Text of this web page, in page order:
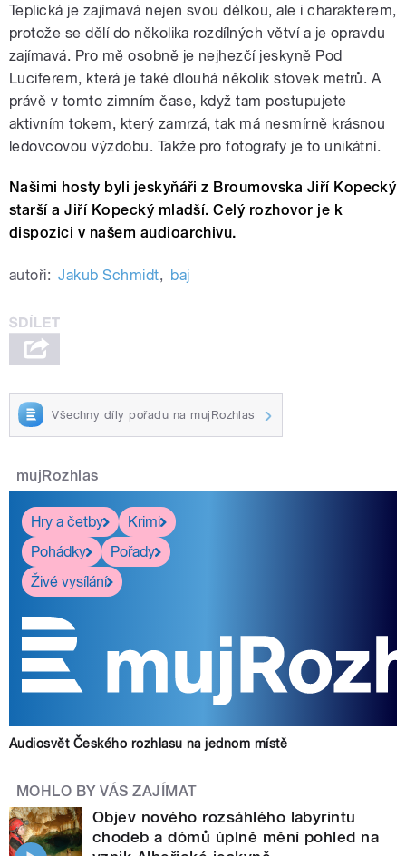
Teplická je zajímavá nejen svou délkou, ale i charakterem,
protože se dělí do několika rozdílných větví a je opravdu
zajímavá. Pro mě osobně je nejhezčí jeskyně Pod
Luciferem, která je také dlouhá několik stovek metrů. A
právě v tomto zimním čase, když tam postupujete
aktivním tokem, který zamrzá, tak má nesmírně krásnou
ledovcovou výzdobu. Takže pro fotografy je to unikátní.
Našimi hosty byli jeskyňáři z Broumovska Jiří Kopecký
starší a Jiří Kopecký mladší. Celý rozhovor je k
dispozici v našem audioarchivu.
autoři: Jakub Schmidt, baj
Všechny díly pořadu na mujRozhlas
mujRozhlas
Hry a četby
Krimi
Pohádky
Pořady
Živé vysílání
Audiosvět Českého rozhlasu na jednom místě
MOHLO BY VÁS ZAJÍMAT
Objev nového rozsáhlého labyrintu
chodeb a dómů úplně mění pohled na